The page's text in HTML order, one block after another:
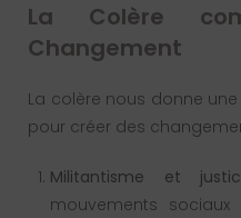
La Colère
Changement
La colère nous donne
pour créer des
Militantisme et
mouvements